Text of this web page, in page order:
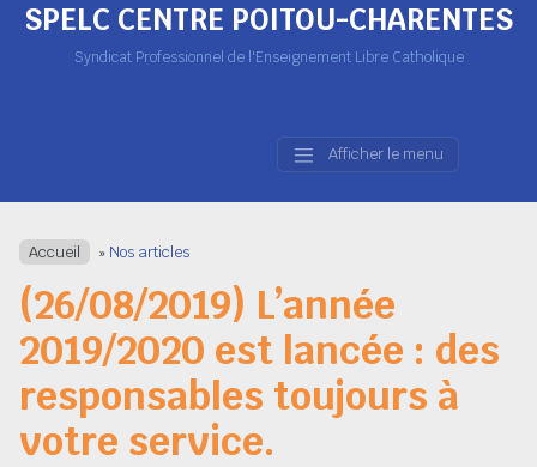
SPELC CENTRE POITOU-CHARENTES
Syndicat Professionnel de l'Enseignement Libre Catholique
Afficher le menu
Accueil » Nos articles
(26/08/2019) L’année
2019/2020 est lancée : des
responsables toujours à
votre service.